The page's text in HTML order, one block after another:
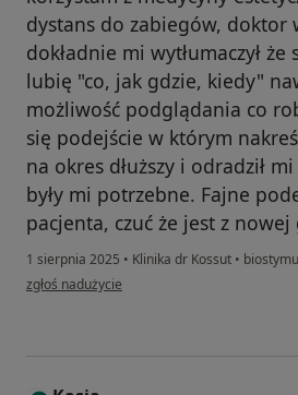
dystans do zabiegów, doktor
dokładnie mi wytłumaczył że
lubię "co, jak gdzie, kiedy"
możliwość podglądania co
się podejście w którym
na okres dłuższy i odradził
były mi potrzebne. Fajne
pacjenta, czuć że jest z
1 sierpnia 2025 • Klinika dr Kossut •
w opinii użytkownika Aw
zgłoś nadużycie